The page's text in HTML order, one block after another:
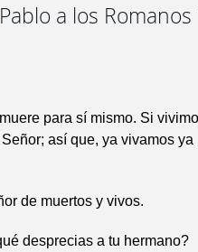
a los Romanos
para sí mismo. Si
así que, ya vivamos ya
de muertos y vivos.
desprecias a tu hermano?